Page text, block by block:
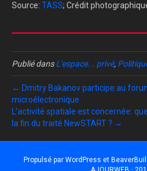
Source: TASS; Crédit
Publié dansL'espace... privé,
← Dmitry Bakanov participe au
microélectronique
L’activité spatiale est concernée:
la fin du traité NewSTART ? →
Propulsé par WordPress et